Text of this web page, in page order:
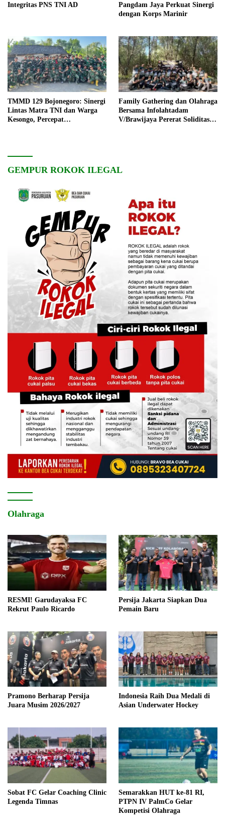
Integritas PNS TNI AD
Pangdam Jaya Perkuat Sinergi
dengan Korps Marinir
TMMD 129 Bojonegoro: Sinergi
Lintas Matra TNI dan Warga
Kesongo, Percepat
Family Gathering dan Olahraga
Bersama Infolahtadam
V/Brawijaya Pererat Soliditas
GEMPUR ROKOK ILEGAL
Olahraga
RESMI! Garudayaksa FC
Rekrut Paulo Ricardo
Persija Jakarta Siapkan Dua
Pemain Baru
Pramono Berharap Persija
Juara Musim 2026/2027
Indonesia Raih Dua Medali di
Asian Underwater Hockey
Sobat FC Gelar Coaching Clinic
Legenda Timnas
Semarakkan HUT ke-81 RI,
PTPN IV PalmCo Gelar
Kompetisi Olahraga